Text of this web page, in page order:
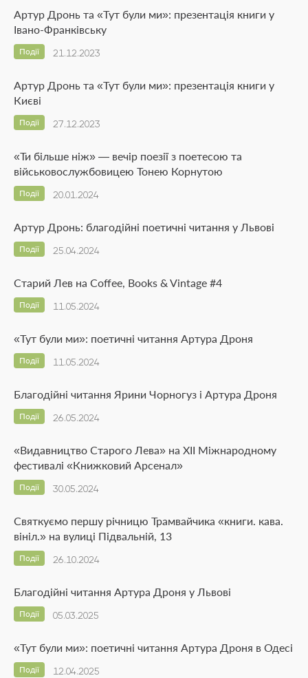
Артур Дронь та «Тут були ми»: презентація книги у
Івано-Франківську
21.12.2023
Події
Артур Дронь та «Тут були ми»: презентація книги у
Києві
27.12.2023
Події
«Ти більше ніж» — вечір поезії з поетесою та
військовослужбовицею Тонею Корнутою
20.01.2024
Події
Артур Дронь: благодійні поетичні читання у Львові
25.04.2024
Події
Старий Лев на Coffee, Books & Vintage #4
11.05.2024
Події
«Тут були ми»: поетичні читання Артура Дроня
11.05.2024
Події
Благодійні читання Ярини Чорногуз і Артура Дроня
26.05.2024
Події
«Видавництво Старого Лева» на ХІІ Міжнародному
фестивалі «Книжковий Арсенал»
30.05.2024
Події
Святкуємо першу річницю Трамвайчика «книги. кава.
вініл.» на вулиці Підвальній, 13
26.10.2024
Події
Благодійні читання Артура Дроня у Львові
05.03.2025
Події
«Тут були ми»: поетичні читання Артура Дроня в Одесі
12.04.2025
Події